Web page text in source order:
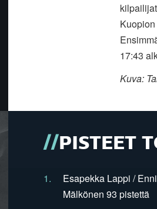
17:43
Kuva:
PISTEET
1.
Esapekka Lappi / Enni
Mälkönen 93 pistettä